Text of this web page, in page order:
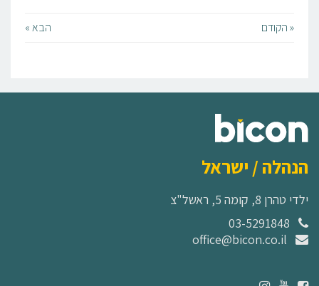
« הקודם הבא »
הנהלה / ישראל
ילדי טהרן 8, קומה 5, ראשל"צ